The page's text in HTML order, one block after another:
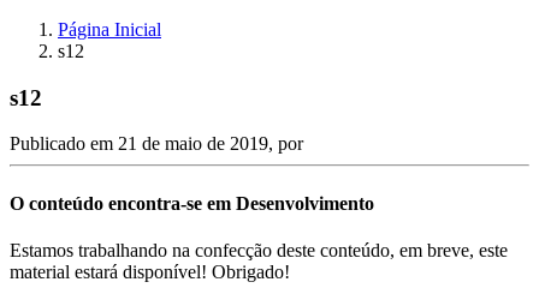
Página Inicial
s12
s12
Publicado em 21 de maio de 2019, por
O conteúdo encontra-se em Desenvolvimento
Estamos trabalhando na confecção deste conteúdo, em breve, este
material estará disponível! Obrigado!